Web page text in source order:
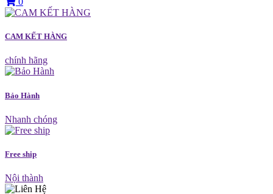
CAM KẾT HÀNG
chính hãng
Bảo Hành
Nhanh chóng
Free ship
Nội thành